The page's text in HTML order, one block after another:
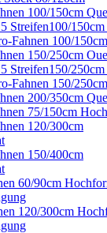
100/150cm
Streifen100/
Fahnen 100/
150/250cm
Streifen150/
Fahnen 150/
200/350cm
75/150cm
120/300cm
150/400cm
60/90cm
120/300cm